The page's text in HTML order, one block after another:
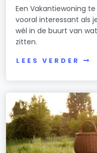
Een Vakantiewoning
vooral interessant als
wél in de buurt van
zitten.
LEES VERDER